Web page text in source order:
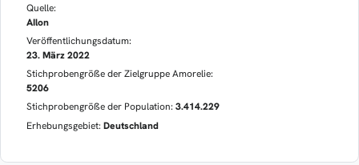
Quelle:
AIlon
Veröffentlichungsdatum:
23. März 2022
Stichprobengröße der Zielgruppe Amorelie:
5206
Stichprobengröße der Population: 3.414.229
Erhebungsgebiet: Deutschland